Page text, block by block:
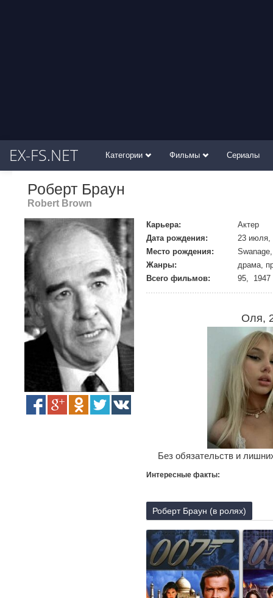
EX-FS.NET Категории Фильмы Сериалы
Роберт Браун
Robert Brown
Карьера:
Актер
Дата рождения:
23 июля,
Место рождения:
Жанры:
драма,
Всего фильмов:
95, 1947
Оля,
Без обязательств и
Интересные факты:
Роберт Браун (в ролях)